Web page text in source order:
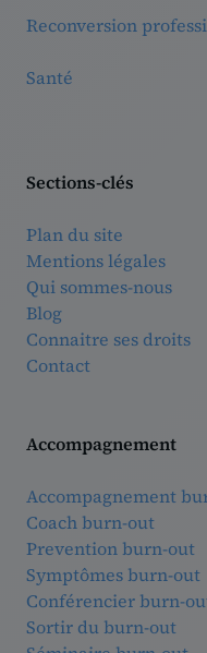
Reconversion
Santé
Sections-clés
Plan du site
Mentions légales
Qui sommes-nous
Blog
Connaitre ses droits
Contact
Accompagnement
Accompagnement
Coach burn-out
Prevention burn-out
Symptômes burn-out
Conférencier burn-
Sortir du burn-out